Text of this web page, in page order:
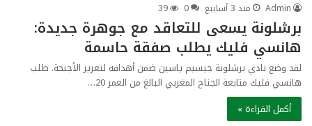
Admin
منذ 3 أسابيع 0
39
برشلونة يسعى للتعاقد مع جوهرة جديدة:
هانسي فليك يطلب صفقة حاسمة
لقد وضع نادي برشلونة جيسيم ياسين ضمن أهدافه لتعزيز الأجنحة. طلب
هانسي فليك متابعة الجناح المغربي البالغ من العمر 20…
أكمل القراءة »